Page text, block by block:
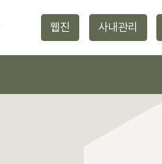
웹진 사내관리